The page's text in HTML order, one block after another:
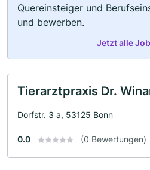
Quereinsteiger und
und bewerben.
Jetzt alle
Tierarztpraxis Dr.
Dorfstr. 3 a, 53125 Bonn
0.0 (0 Bewertungen)